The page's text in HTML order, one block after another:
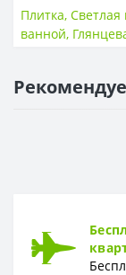
Размер
Тип
ПОВЕРХНОСТЬ
Плитка,Светлая
ванной,